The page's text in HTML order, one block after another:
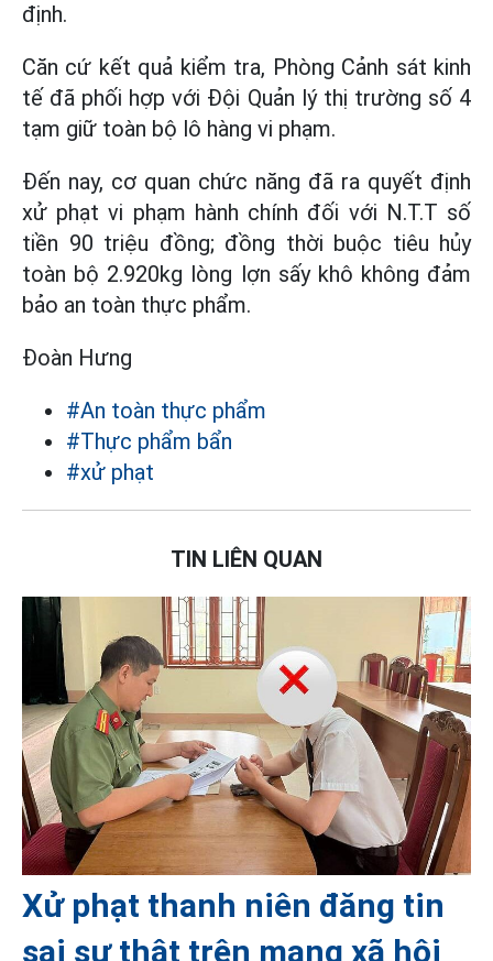
định.
Căn cứ kết quả kiểm tra, Phòng Cảnh sát kinh
tế đã phối hợp với Đội Quản lý thị trường số 4
tạm giữ toàn bộ lô hàng vi phạm.
Đến nay, cơ quan chức năng đã ra quyết định
xử phạt vi phạm hành chính đối với N.T.T số
tiền 90 triệu đồng; đồng thời buộc tiêu hủy
toàn bộ 2.920kg lòng lợn sấy khô không đảm
bảo an toàn thực phẩm.
Đoàn Hưng
#An toàn thực phẩm
#Thực phẩm bẩn
#xử phạt
TIN LIÊN QUAN
Xử phạt thanh niên đăng tin
sai sự thật trên mạng xã hội